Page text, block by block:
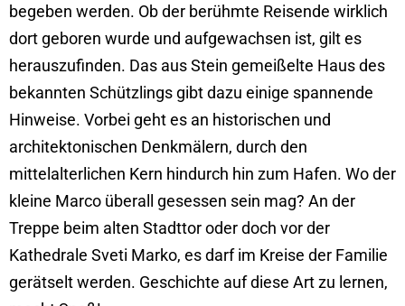
begeben werden. Ob der berühmte Reisende wirklich
dort geboren wurde und aufgewachsen ist, gilt es
herauszufinden. Das aus Stein gemeißelte Haus des
bekannten Schützlings gibt dazu einige spannende
Hinweise. Vorbei geht es an historischen und
architektonischen Denkmälern, durch den
mittelalterlichen Kern hindurch hin zum Hafen. Wo der
kleine Marco überall gesessen sein mag? An der
Treppe beim alten Stadttor oder doch vor der
Kathedrale Sveti Marko, es darf im Kreise der Familie
gerätselt werden. Geschichte auf diese Art zu lernen,